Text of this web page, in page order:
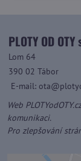
PLOTY OD
Lom 64
390 02 Tábor
E-mail:
Web
komunikaci.
Pro zlepšování